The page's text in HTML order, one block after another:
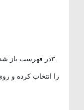
را انتخاب کرده و روی OK کلیک کنید تا قابلیت نصب شود.